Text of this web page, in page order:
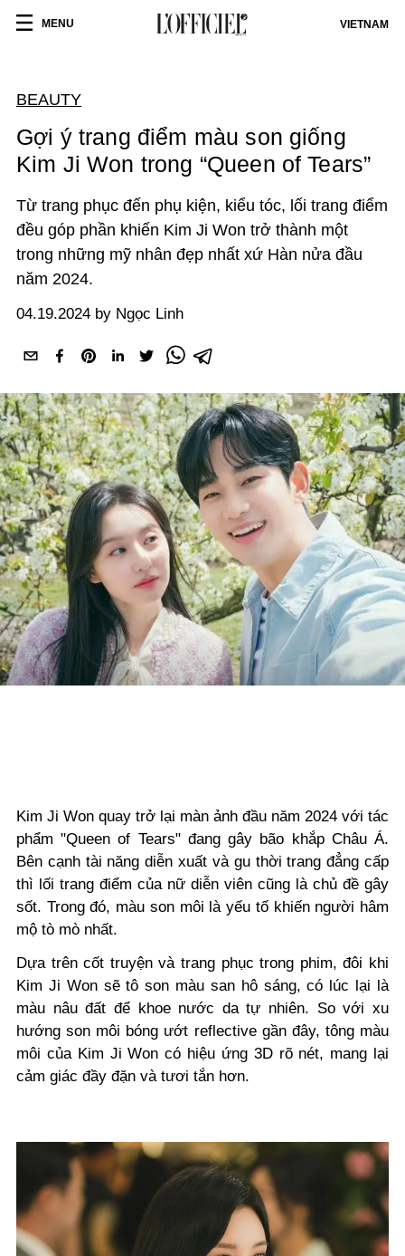
MENU VIETNAM
BEAUTY
Gợi ý trang điểm màu son giống
Kim Ji Won trong “Queen of Tears”
Từ trang phục đến phụ kiện, kiểu tóc, lối trang điểm
đều góp phần khiến Kim Ji Won trở thành một
trong những mỹ nhân đẹp nhất xứ Hàn nửa đầu
năm 2024.
04.19.2024 by Ngọc Linh
Kim Ji Won quay trở lại màn ảnh đầu năm 2024 với tác
phẩm "Queen of Tears" đang gây bão khắp Châu Á.
Bên cạnh tài năng diễn xuất và gu thời trang đẳng cấp
thì lối trang điểm của nữ diễn viên cũng là chủ đề gây
sốt. Trong đó, màu son môi là yếu tố khiến người hâm
mộ tò mò nhất.
Dựa trên cốt truyện và trang phục trong phim,đôi khi
Kim Ji Won sẽ tô son màu san hô sáng, có lúc lại là
màu nâu đất để khoe nước da tự nhiên. So với xu
hướng son môi bóng ướt reflective gần đây, tông màu
môi của Kim Ji Won có hiệu ứng 3D rõ nét, mang lại
cảm giác đầy đặn và tươi tắn hơn.